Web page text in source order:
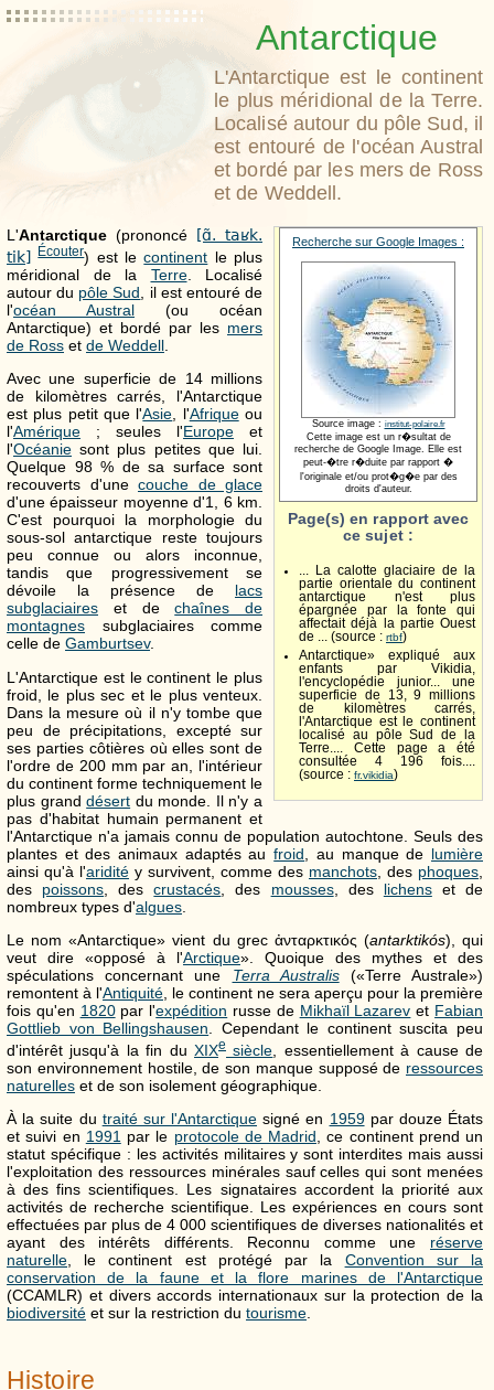
Antarctique
L'Antarctique est le continent
le plus méridional de la Terre.
Localisé autour du pôle Sud, il
est entouré de l'océan Austral
et bordé par les mers de Ross
et de Weddell.
Recherche sur Google Images :
Source image : institut-polaire.fr
Cette image est un r�sultat de
recherche de Google Image. Elle est
peut-�tre r�duite par rapport �
l'originale et/ou prot�g�e par des
droits d'auteur.
Page(s) en rapport avec
ce sujet :
... La calotte glaciaire de la
partie orientale du continent
antarctique n'est plus
épargnée par la fonte qui
affectait déjà la partie Ouest
de ... (source : rtbf)
Antarctique» expliqué aux
enfants par Vikidia,
l'encyclopédie junior... une
superficie de 13, 9 millions
de kilomètres carrés,
l'Antarctique est le continent
localisé au pôle Sud de la
Terre.... Cette page a été
consultée 4 196 fois....
(source : fr.vikidia)
L'Antarctique (prononcé
[ɑ̃. taʁk.
tik]
Écouter) est lecontinent le plus
méridional de la Terre. Localisé
autour du pôle Sud , il est entouré de
l'océan Austral (ou océan
Antarctique) et bordé par les mers
de Ross et de Weddell
Avec une superficie de 14 millions
de kilomètres carrés, l'Antarctique
est plus petit que l'Asie , l'Afriqueou
l'Amérique ; seules l'Europe et
l'Océanie sont plus petites que lui.
Quelque 98 % de sa surface sont
recouverts d'une couche de glace
d'une épaisseur moyenne d'1, 6 km
C'est pourquoi la morphologie du
sous-sol antarctique reste toujours
peu connue ou alors inconnue,
tandis que progressivement se
dévoile la présence de lacs
subglaciaires et dechaînes de
montagnes subglaciaires comme
celle de Gamburtsev.
L'Antarctique est le continent le plus
froid, le plus sec et le plus venteux.
Dans la mesure où il n'y tombe que
peu de précipitations, excepté sur
ses parties côtières où elles sont de
l'ordre de 200 mm par an, l'intérieur
du continent forme techniquement le
plus granddésert du monde. Il n'y a
pas d'habitat humain permanent et
l'Antarctique n'a jamais connu de population autochtone. Seuls des
plantes et des animaux adaptés aufroid , au manque de lumière
ainsi qu'à l'aridité y survivent, comme des manchots , des phoques
des poissons , descrustacés , des mousses, des lichenset de
nombreux types d'algues
Le nom «Antarctique» vient du grec ἀνταρκτικός (antarktikós), qui
veut dire «opposé à l'Arctique». Quoique des mythes et des
spéculations concernant une Terra Australis(«Terre Australe»)
remontent à l'Antiquité , le continent ne sera aperçu pour la première
fois qu'en 1820par l'expédition russe de Mikhaïl Lazarev et Fabian
Gottlieb von Bellingshausen . Cependant le continent suscita peu
d'intérêt jusqu'à la fin du XIXe siècle , essentiellement à cause de
son environnement hostile, de son manque supposé de ressources
naturelles et de son isolement géographique.
À la suite du traité sur l'Antarctique signé en 1959par douze États
et suivi en 1991 par le protocole de Madrid , ce continent prend un
statut spécifique : les activités militaires y sont interdites mais aussi
l'exploitation des ressources minérales sauf celles qui sont menées
à des fins scientifiques. Les signataires accordent la priorité aux
activités de recherche scientifique. Les expériences en cours sont
effectuées par plus de 4 000 scientifiques de diverses nationalités et
ayant des intérêts différents. Reconnu comme une réserve
naturelle , le continent est protégé par la Convention sur la
conservation de la faune et la flore marines de l'Antarctique
(CCAMLR) et divers accords internationaux sur la protection de la
biodiversité et sur la restriction du tourisme
Histoire